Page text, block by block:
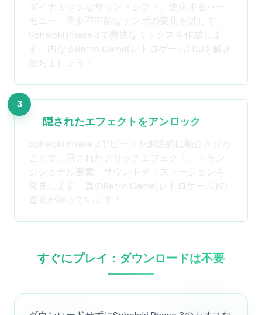
ダイナミックなサウンドシフト、進化するハー
モニー、予測不可能なテンポの変化を試して、
Sphelpki Phase 3で爽快なミックスを作成しま
す。内なるRetro Game(レトロゲーム) DJを解き
放ちましょう！
3
隠されたエフェクトをアンロック
Sphelpki Phase 3でビートを創造的に融合させる
ことで、隠されたグリッチエフェクト、トラン
ジショナル要素、サウンドディストーションを
発見します。真のRetro Game(レトロゲーム)の
冒険が待っています！
すぐにプレイ：ダウンロードは不要